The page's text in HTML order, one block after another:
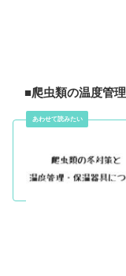
■爬虫類の温度管